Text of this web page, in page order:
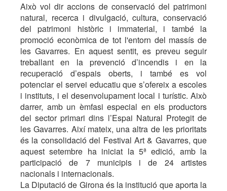
Això vol dir accions de conservació del patrimoni
natural, recerca i divulgació, cultura, conservació
del patrimoni històric i immaterial, i també la
promoció econòmica de tot l'entorn del massís de
les Gavarres. En aquest sentit, es preveu seguir
treballant en la prevenció d’incendis i en la
recuperació d’espais oberts, i també es vol
potenciar el servei educatiu que s’ofereix a escoles
i instituts, i el desenvolupament local i turístic. Això
darrer, amb un èmfasi especial en els productors
del sector primari dins l’Espai Natural Protegit de
les Gavarres. Així mateix, una altra de les prioritats
és la consolidació del Festival Art & Gavarres, que
aquest setembre ha iniciat la 5ª edició, amb la
participació de 7 municipis i de 24 artistes
nacionals i internacionals.
La Diputació de Girona és la institució que aporta la